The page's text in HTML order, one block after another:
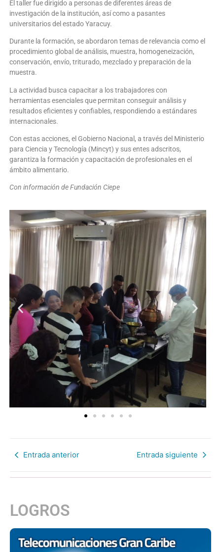
El taller fue dirigido a personas de diferentes áreas de
investigación de la institución, así como a pasantes
universitarios del estado Yaracuy.
Durante la formación, se abordaron temas de relevancia como el
procedimiento global de análisis, muestra, homogeneización,
conservación, envío, triturado, mezclado y preparación de la
muestra.
La actividad busca capacitar a los trabajadores con
herramientas esenciales que permitan conseguir análisis y
resultados eficientes y confiables, respondiendo a estándares
internacionales.
Con estas acciones, el Gobierno Nacional, a través del Ministerio
para Ciencia y Tecnología (Mincyt) y sus entes adscritos,
garantiza la formación y capacitación de profesionales en el
ámbito alimentario.
Con información de Fundación Ciepe
Entrada anterior Entrada siguiente
LOGROS